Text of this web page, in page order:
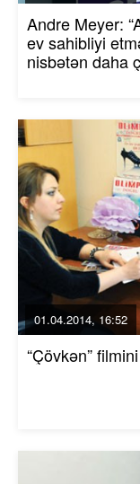
Andre Meyer:
ev sahibliyi
nisbətən daha
01.04.2014, 16:52
“Çövkən”